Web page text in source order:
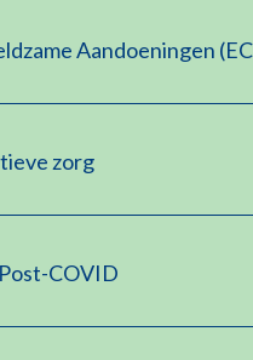
Aandoeningen
zorg
COVID